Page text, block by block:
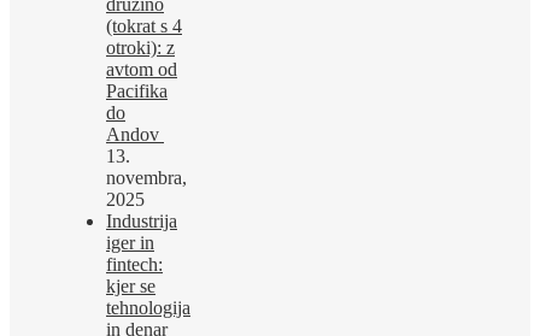
(tokrat s 4
otroki): z
avtom od
Pacifika
do
Andov
13.
novembra,
2025
Industrija
iger in
fintech:
kjer se
tehnologija
in denar